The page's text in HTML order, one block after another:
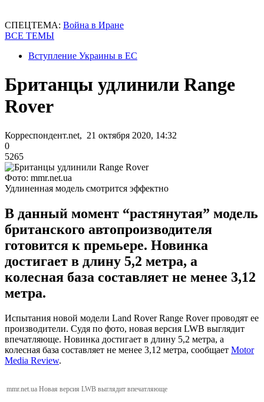
СПЕЦТЕМА: Война в Иране
ВСЕ ТЕМЫ
Вступление Украины в ЕС
Британцы удлинили Range
Rover
Корреспондент.net, 21 октября 2020, 14:32
0
5265
Фото: mmr.net.ua
Удлиненная модель смотрится эффектно
В данный момент “растянутая” модель
британского автопроизводителя
готовится к премьере. Новинка
достигает в длину 5,2 метра, а
колесная база составляет не менее 3,12
метра.
Испытания новой модели Land Rover Range Rover проводят ее
производители. Судя по фото, новая версия LWB выглядит
впечатляюще. Новинка достигает в длину 5,2 метра, а
колесная база составляет не менее 3,12 метра, сообщает Motor
Media Review.
mmr.net.ua Новая версия LWB выглядит впечатляюще